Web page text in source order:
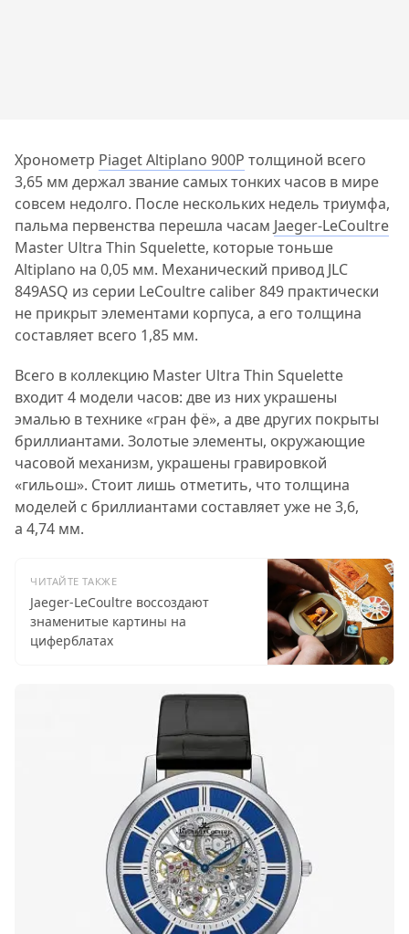
Хронометр Piaget Altiplano 900P толщиной всего
3,65 мм держал звание самых тонких часов в мире
совсем недолго. После нескольких недель триумфа,
пальма первенства перешла часам Jaeger-LeCoultre
Master Ultra Thin Squelette, которые тоньше
Altiplano на 0,05 мм. Механический привод JLC
849ASQ из серии LeCoultre caliber 849 практически
не прикрыт элементами корпуса, а его толщина
составляет всего 1,85 мм.
Всего в коллекцию Master Ultra Thin Squelette
входит 4 модели часов: две из них украшены
эмалью в технике «гран фё», а две других покрыты
бриллиантами. Золотые элементы, окружающие
часовой механизм, украшены гравировкой
«гильош». Стоит лишь отметить, что толщина
моделей с бриллиантами составляет уже не 3,6,
а 4,74 мм.
ЧИТАЙТЕ ТАКЖЕ
Jaeger-LeCoultre воссоздают
знаменитые картины на
циферблатах